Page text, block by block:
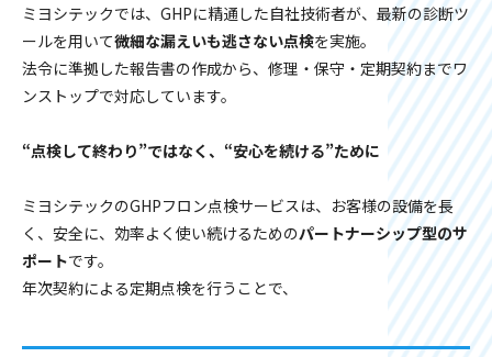
ミヨシテックでは、GHPに精通した自社技術者が、最新の診断ツ
ールを用いて微細な漏えいも逃さない点検を実施。
法令に準拠した報告書の作成から、修理・保守・定期契約までワ
ンストップで対応しています。
“点検して終わり”ではなく、“安心を続ける”ために
ミヨシテックのGHPフロン点検サービスは、お客様の設備を長
く、安全に、効率よく使い続けるためのパートナーシップ型のサ
ポートです。
年次契約による定期点検を行うことで、